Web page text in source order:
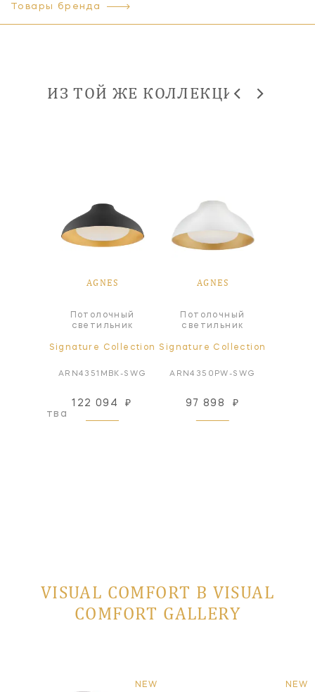
Товары бренда
ИЗ ТОЙ ЖЕ КОЛЛЕКЦИИ
AGNES
Потолочный
светильник
Signature Collection
ARN4351MBK-SWG
122 094 ₽
AGNES
Потолочный
светильник
Signature Collection
ARN4350PW-SWG
97 898 ₽
VISUAL COMFORT В VISUAL
COMFORT GALLERY
NEW NEW